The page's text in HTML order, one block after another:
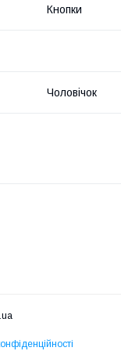
Кнопки
Чоловічок